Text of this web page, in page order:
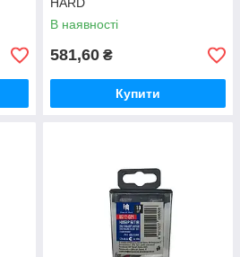
В наявності
581,60 ₴
Купити